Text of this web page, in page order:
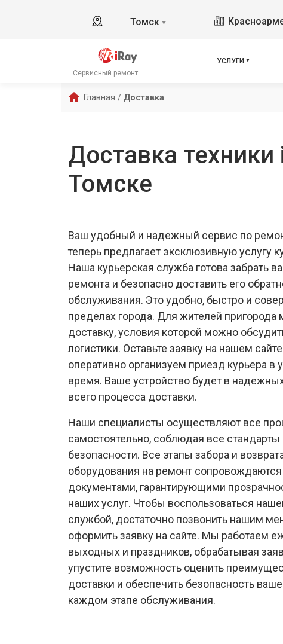
Томск ▼
Сервисный ремонт
УСЛУГИ
Главная / Доставка
Доставка техники
Томске
Ваш удобный и надежный сервис по
теперь предлагает эксклюзивную услугу
Наша курьерская служба готова забрать
ремонта и безопасно доставить его
обслуживания. Это удобно, быстро и
пределах города. Для жителей
доставку, условия которой можно
логистики. Оставьте заявку на нашем
оперативно организуем приезд курьера в
время. Ваше устройство будет в
всего процесса доставки.
Наши специалисты осуществляют все
самостоятельно, соблюдая все стандарты
безопасности. Все этапы забора и
оборудования на ремонт
документами, гарантирующими
наших услуг. Чтобы воспользоваться
службой, достаточно позвонить нашим
оформить заявку на сайте. Мы работаем
выходных и праздников, обрабатывая
упустите возможность оценить
доставки и обеспечить безопасность
каждом этапе обслуживания.